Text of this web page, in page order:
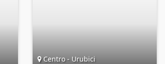
Centro - Urubici